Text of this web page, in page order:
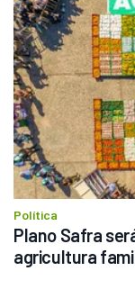
Política
Plano Safra
agricultura